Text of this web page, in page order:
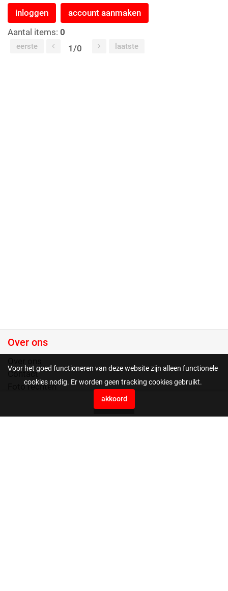
0
inloggen
account aanmaken
Aantal items: 0
eerste 1/0 laatste
Over ons
Contact
Foto rechten
Voor het goed functioneren van deze website zijn alleen functionele
cookies nodig. Er worden geen tracking cookies gebruikt.
akkoord